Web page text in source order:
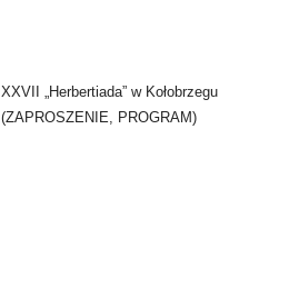
XXVII „Herbertiada” w Kołobrzegu
(ZAPROSZENIE, PROGRAM)